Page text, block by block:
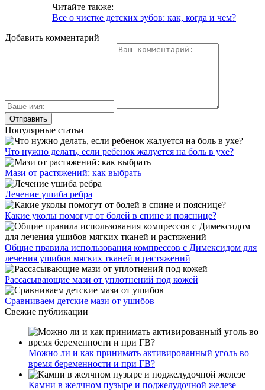
Читайте также:
Все о чистке детских зубов: как, когда и чем?
Добавить комментарий
Популярные статьи
Что нужно делать, если ребенок жалуется на боль в ухе?
Мази от растяжений: как выбрать
Лечение ушиба ребра
Какие уколы помогут от болей в спине и пояснице?
Общие правила использования компрессов с Димексидом для
лечения ушибов мягких тканей и растяжений
Рассасывающие мази от уплотнений под кожей
Сравниваем детские мази от ушибов
Свежие публикации
Можно ли и как принимать активированный уголь во
время беременности и при ГВ?
Камни в желчном пузыре и поджелудочной железе